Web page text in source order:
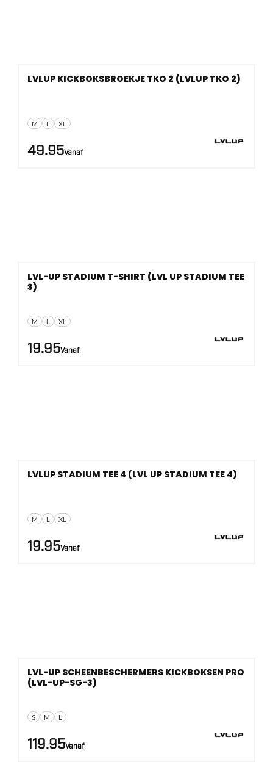
M L XL
LVLUP KICKBOKSBROEKJE TKO 2 (LVLUP TKO 2)
Vanaf
49.95
M L XL
LVL-UP STADIUM T-SHIRT (LVL UP STADIUM TEE
3)
Vanaf
19.95
M L XL
LVLUP STADIUM TEE 4 (LVL UP STADIUM TEE 4)
Vanaf
19.95
S M L
LVL-UP SCHEENBESCHERMERS KICKBOKSEN PRO
(LVL-UP-SG-3)
Vanaf
119.95